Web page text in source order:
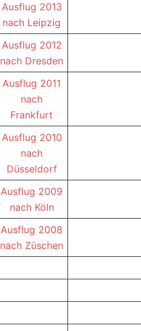
Ausflug 2013
nach Leipzig
Ausflug 2012
nach Dresden
Ausflug 2011
nach
Frankfurt
Ausflug 2010
nach
Düsseldorf
Ausflug 2009
nach Köln
Ausflug 2008
nach Züschen